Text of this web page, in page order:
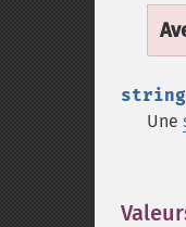
string
Une